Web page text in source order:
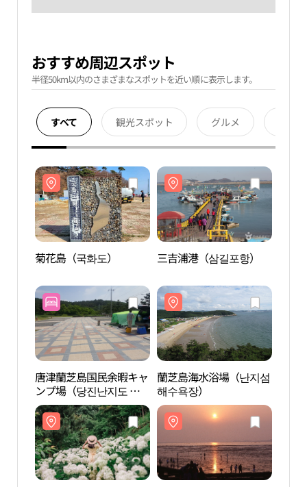
おすすめ周辺スポット
半径50km以内のさまざまなスポットを近い順に表示します。
すべて 観光スポット グルメ
菊花島（국화도） 三吉浦港（삼길포항）
唐津蘭芝島国民余暇キャ
ンプ場（당진난지도 국
민여가캠핑장）
蘭芝島海水浴場（난지섬
해수욕장）